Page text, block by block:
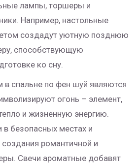
лампы, торшеры и
Например, настольные
создадут уютную позднюю
способствующую
ко сну.
спальне по фен шуй являются
огонь – элемент,
и жизненную энергию.
в безопасных местах и
создания романтичной и
Свечи ароматные добавят